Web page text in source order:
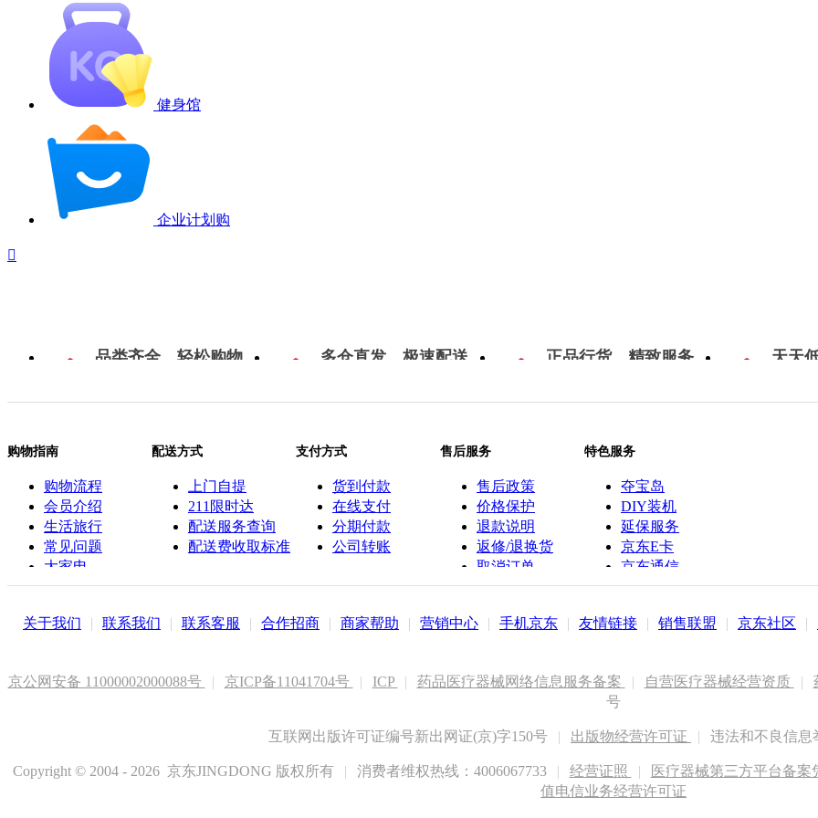
健身馆
企业计划购

品类齐全，轻松购物 多仓直发，极速配送 正品行货，精致服务 天天
购物指南
购物流程
会员介绍
生活旅行
常见问题
大家电
联系客服
配送方式
上门自提
211限时达
配送服务查询
配送费收取标准
支付方式
货到付款
在线支付
分期付款
公司转账
售后服务
售后政策
价格保护
退款说明
返修/退换货
取消订单
特色服务
夺宝岛
DIY装机
延保服务
京东E卡
京东通信
京鱼座智能
关于我们 | 联系我们 | 联系客服 | 合作招商 | 商家帮助 | 营销中心 | 手机京东 | 友情链接 | 销售联盟 | 京东社区 |
京公网安备 11000002000088号 | 京ICP备11041704号 | ICP | 药品医疗器械网络信息服务备案 | 自营医疗器械经营资质 |
号
互联网出版许可证编号新出网证(京)字150号 | 出版物经营许可证 | 违法和不良信息
Copyright © 2004 - 2026 京东JINGDONG 版权所有 | 消费者维权热线：4006067733 | 经营证照 | 医疗器械第三方平台备案
值电信业务经营许可证